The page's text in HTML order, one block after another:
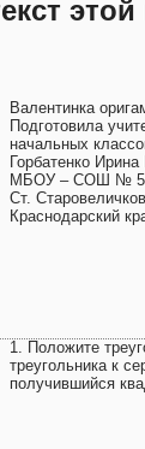
этой
Валентинка
Подготовила
начальных
Горбатенко
МБОУ – СОШ № 5
Ст.
Краснодарский
1. Положите
треугольника к
получившийся